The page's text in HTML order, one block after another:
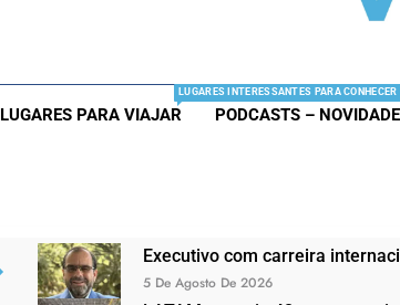
LUGARES PARA VIAJAR
LUGARES INTERESSANTES PARA CONHECER
PODCASTS –
Executivo com carreira
5 De Agosto De 2026